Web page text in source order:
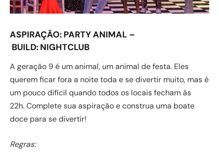
ASPIRAÇÃO: PARTY ANIMAL –
BUILD: NIGHTCLUB
A geração 9 é um animal, um animal de festa. Eles
querem ficar fora a noite toda e se divertir muito, mas é
um pouco difícil quando todos os locais fecham às
22h. Complete sua aspiração e construa uma boate
doce para se divertir!
Regras: